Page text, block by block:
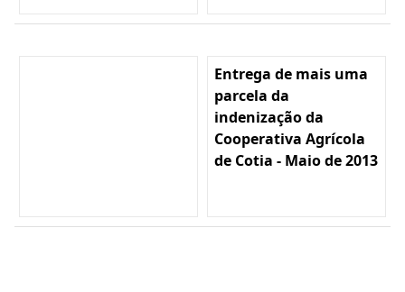
Entrega de mais uma
parcela da
indenização da
Cooperativa Agrícola
de Cotia - Maio de 2013